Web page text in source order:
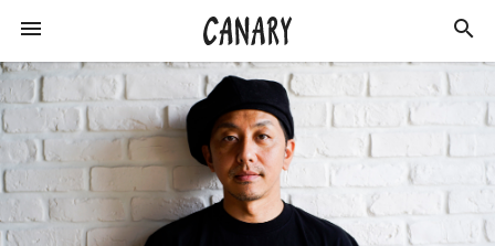
KEYWORD
キーワード